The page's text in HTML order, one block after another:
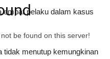
empat pelaku dalam kasus
tidak menutup kemungkinan
be found on this server!